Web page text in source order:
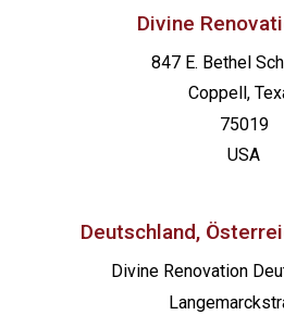
Divine
847 E. Bethel
Coppell,
75019
USA
Deutschland,
Divine Renovation